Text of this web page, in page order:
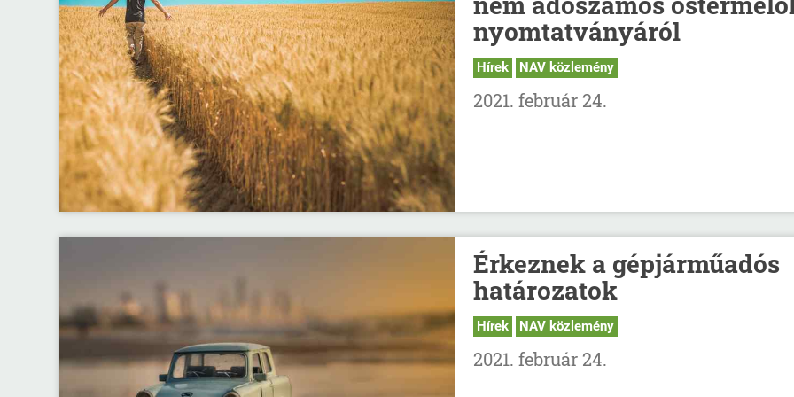
nyomtatványáról
Hírek NAV közlemény
2021. február 24.
Érkeznek a gépjárműadós
határozatok
Hírek NAV közlemény
2021. február 24.